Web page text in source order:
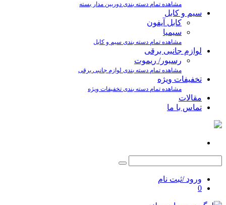
مشاهده تمام دسته بندی دوربین مدار بسته
سیم و کابل
کابل آیفون
سیمیا
مشاهده تمام دسته بندی سیم و کابل
لوازم جانبی برقی
رسیور/ ریموت
مشاهده تمام دسته بندی لوازم جانبی برقی
تخفیفات ویژه
مشاهده تمام دسته بندی تخفیفات ویژه
مقالات
تماس با ما
ورود /ثبت نام
0